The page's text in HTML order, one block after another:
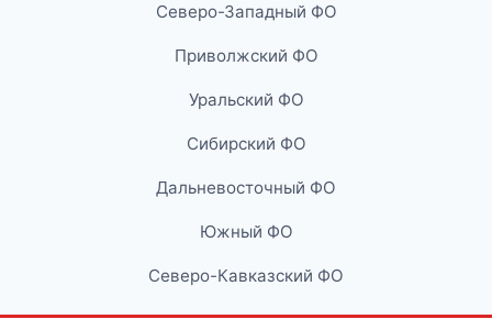
Северо-Западный ФО
Приволжский ФО
Уральский ФО
Сибирский ФО
Дальневосточный ФО
Южный ФО
Северо-Кавказский ФО